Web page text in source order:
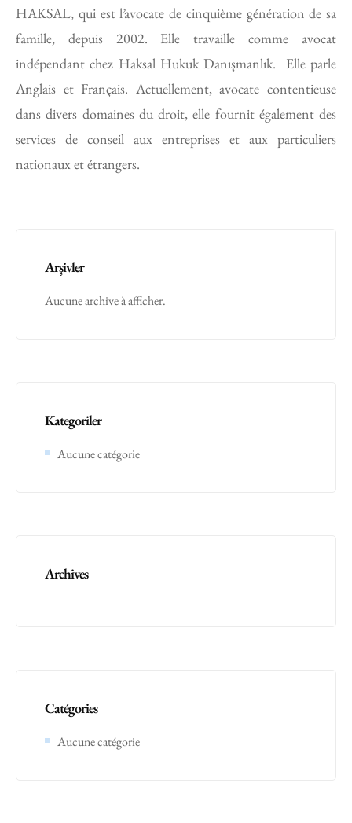
HAKSAL, qui est l’avocate de cinquième génération de sa
famille, depuis 2002. Elle travaille comme avocat
indépendant chez Haksal Hukuk Danışmanlık. Elle parle
Anglais et Français. Actuellement, avocate contentieuse
dans divers domaines du droit, elle fournit également des
services de conseil aux entreprises et aux particuliers
nationaux et étrangers.
Arşivler
Aucune archive à afficher.
Kategoriler
Aucune catégorie
Archives
Catégories
Aucune catégorie